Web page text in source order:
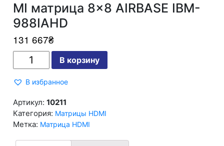
MI матрица 8×8 AIRBASE IBM-
988IAHD
131 667₴
матрица
AIRBASE
988IAHD
В корзину
В избранное
Артикул:10211
Категория: Матрицы HDMI
Метка: Матрица HDMI